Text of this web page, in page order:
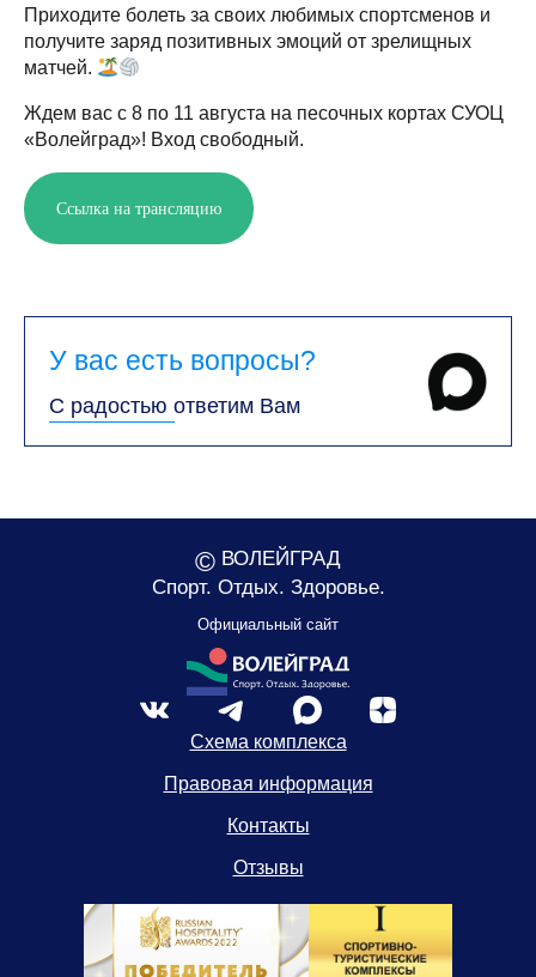
Приходите болеть за своих любимых спортсменов и
получите заряд позитивных эмоций от зрелищных
матчей.
Ждем вас с 8 по 11 августа на песочных кортах СУОЦ
«Волейград»! Вход свободный.
Ссылка на трансляцию
У вас есть вопросы?
С радостью ответим Вам
© ВОЛЕЙГРАД
Спорт. Отдых. Здоровье.
Официальный сайт
Схема комплекса
Правовая информация
Контакты
Отзывы